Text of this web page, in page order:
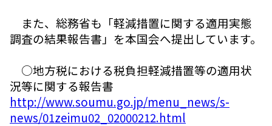
また、総務省も「軽減措置に関する適用実態
調査の結果報告書」を本国会へ提出しています。
○地方税における税負担軽減措置等の適用状
況等に関する報告書
http://www.soumu.go.jp/menu_news/s-
news/01zeimu02_02000212.html